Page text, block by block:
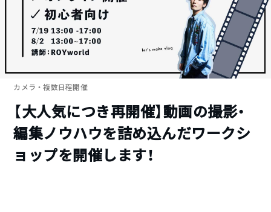
カメラ ・複数日程開催
【大人気につき再開催】動画の撮影・
編集ノウハウを詰め込んだワークシ
ョップを開催します！